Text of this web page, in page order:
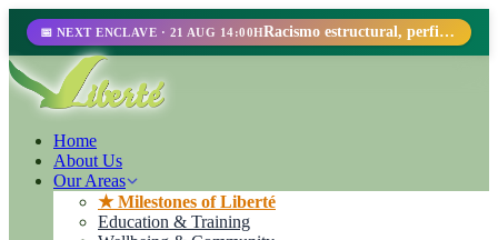
📅 NEXT ENCLAVE · 21 AUG 14:00H Racismo estructural, perfilamiento racial y abolicionismo carcelario.
Home
About Us
Our Areas
★ Milestones of Liberté
Education & Training